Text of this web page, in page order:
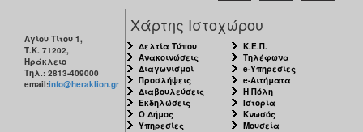
Αγίου Τίτου 1,
Τ.Κ. 71202,
Ηράκλειο
Τηλ.: 2813-409000
email:info@heraklion.gr
Χάρτης Ιστοχώρου
Δελτία Τύπου
Ανακοινώσεις
Διαγωνισμοί
Προσλήψεις
Διαβουλεύσεις
Εκδηλώσεις
Ο Δήμος
Υπηρεσίες
Κ.Ε.Π.
Τηλέφωνα
e-Υπηρεσίες
e-Αιτήματα
Η Πόλη
Ιστορία
Κνωσός
Μουσεία